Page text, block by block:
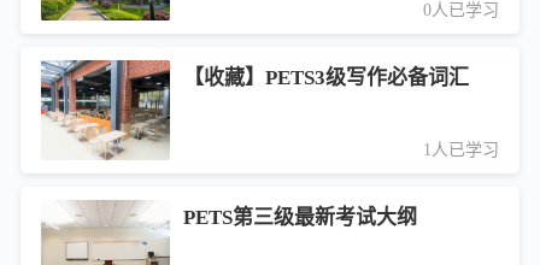
0人已学习
【收藏】PETS3级写作必备词汇
1人已学习
PETS第三级最新考试大纲